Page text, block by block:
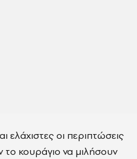
ελάχιστες οι περιπτώσεις
κουράγιο να μιλήσουν